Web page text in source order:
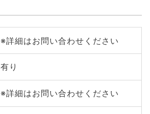
※詳細はお問い合わせください
有り
※詳細はお問い合わせください